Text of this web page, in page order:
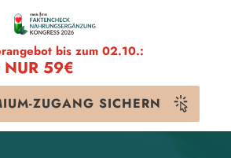
bis zum 02.10.:
59€
ZUGANG SICHERN